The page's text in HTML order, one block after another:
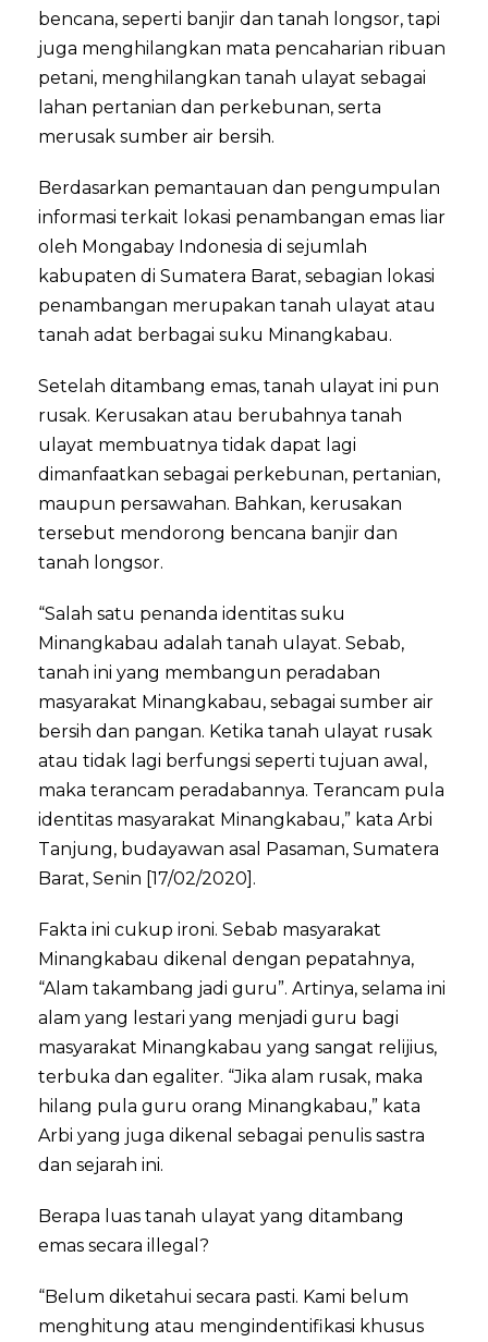
bencana, seperti banjir dan tanah longsor, tapi
juga menghilangkan mata pencaharian ribuan
petani, menghilangkan tanah ulayat sebagai
lahan pertanian dan perkebunan, serta
merusak sumber air bersih.
Berdasarkan pemantauan dan pengumpulan
informasi terkait lokasi penambangan emas liar
oleh Mongabay Indonesia di sejumlah
kabupaten di Sumatera Barat, sebagian lokasi
penambangan merupakan tanah ulayat atau
tanah adat berbagai suku Minangkabau.
Setelah ditambang emas, tanah ulayat ini pun
rusak. Kerusakan atau berubahnya tanah
ulayat membuatnya tidak dapat lagi
dimanfaatkan sebagai perkebunan, pertanian,
maupun persawahan. Bahkan, kerusakan
tersebut mendorong bencana banjir dan
tanah longsor.
“Salah satu penanda identitas suku
Minangkabau adalah tanah ulayat. Sebab,
tanah ini yang membangun peradaban
masyarakat Minangkabau, sebagai sumber air
bersih dan pangan. Ketika tanah ulayat rusak
atau tidak lagi berfungsi seperti tujuan awal,
maka terancam peradabannya. Terancam pula
identitas masyarakat Minangkabau,” kata Arbi
Tanjung, budayawan asal Pasaman, Sumatera
Barat, Senin [17/02/2020].
Fakta ini cukup ironi. Sebab masyarakat
Minangkabau dikenal dengan pepatahnya,
“Alam takambang jadi guru”. Artinya, selama ini
alam yang lestari yang menjadi guru bagi
masyarakat Minangkabau yang sangat relijius,
terbuka dan egaliter. “Jika alam rusak, maka
hilang pula guru orang Minangkabau,” kata
Arbi yang juga dikenal sebagai penulis sastra
dan sejarah ini.
Berapa luas tanah ulayat yang ditambang
emas secara illegal?
“Belum diketahui secara pasti. Kami belum
menghitung atau mengindentifikasi khusus